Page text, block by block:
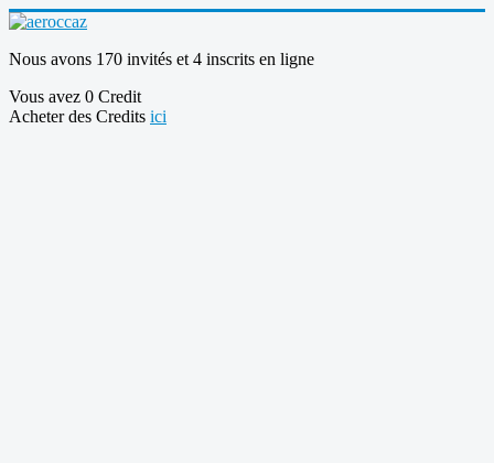
Nous avons 170 invités et 4 inscrits en ligne
Vous avez 0 Credit
Acheter des Credits ici